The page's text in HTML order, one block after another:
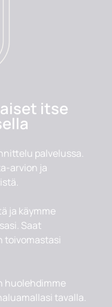
itse
palvelussa.
arvion ja
ja käymme
Saat
toivomastasi
huolehdimme
tavalla.